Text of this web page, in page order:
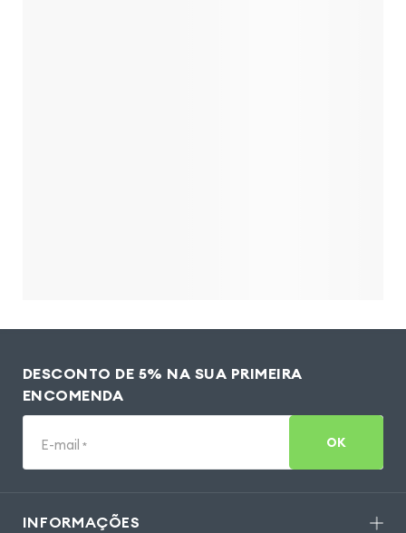
DESCONTO DE 5% NA SUA PRIMEIRA
ENCOMENDA
E-mail * OK
INFORMAÇÕES